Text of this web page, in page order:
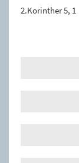
2.Korinther 5, 1